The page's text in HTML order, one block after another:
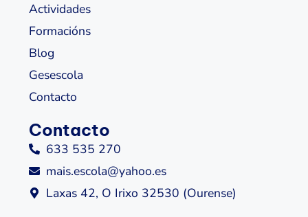
Actividades
Formacións
Blog
Gesescola
Contacto
Contacto
633 535 270
mais.escola@yahoo.es
Laxas 42, O Irixo 32530 (Ourense)